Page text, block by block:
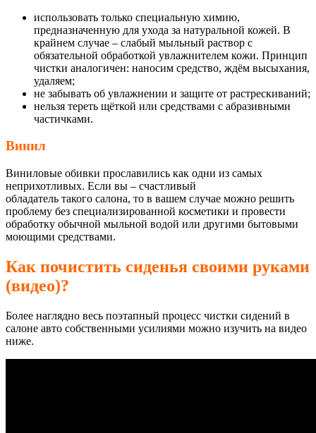
использовать только специальную химию,
предназначенную для ухода за натуральной кожей. В
крайнем случае – слабый мыльный раствор с
обязательной обработкой увлажнителем кожи. Принцип
чистки аналогичен: наносим средство, ждём высыхания,
удаляем;
не забывать об увлажнении и защите от растрескиваний;
нельзя тереть щёткой или средствами с абразивными
частичками.
Винил
Виниловые обивки прославились как одни из самых
неприхотливых. Если вы – счастливый
обладатель такого салона, то в вашем случае можно решить
проблему без специализированной косметики и провести
обработку обычной мыльной водой или другими бытовыми
моющими средствами.
Как почистить сиденья своими руками
(видео)?
Более наглядно весь поэтапный процесс чистки сидений в
салоне авто собственными усилиями можно изучить на видео
ниже.